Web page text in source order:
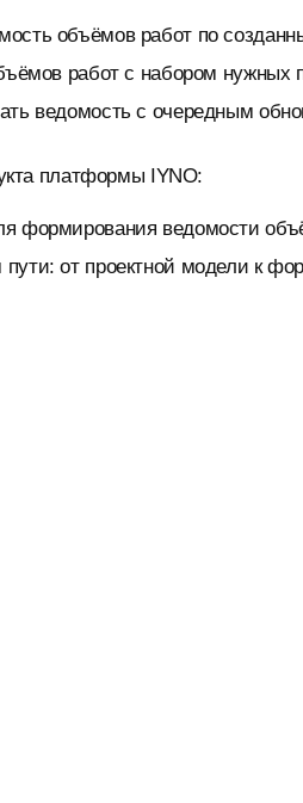
объёмов работ по
работ с набором нужных
ведомость с очередным
платформы IYNO:
формирования ведомости
от проектной модели к